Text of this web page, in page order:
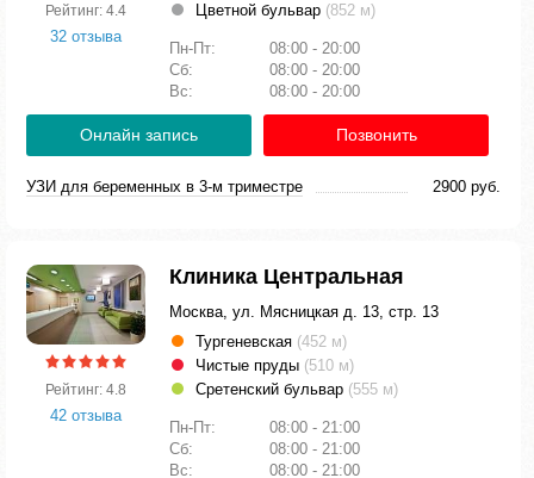
Рейтинг: 4.4
32 отзыва
Цветной бульвар (852 м)
Пн-Пт:
08:00 - 20:00
Сб:
08:00 - 20:00
Вс:
08:00 - 20:00
Онлайн запись Позвонить
УЗИ для беременных в 3-м триместре 2900 руб.
Рейтинг: 4.8
42 отзыва
Клиника Центральная
Москва, ул. Мясницкая д. 13, стр. 13
Тургеневская (452 м)
Чистые пруды (510 м)
Сретенский бульвар (555 м)
Пн-Пт:
08:00 - 21:00
Сб:
08:00 - 21:00
Вс:
08:00 - 21:00